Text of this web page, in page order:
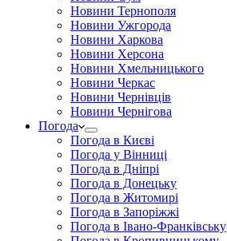
Новини Тернополя
Новини Ужгорода
Новини Харкова
Новини Херсона
Новини Хмельницького
Новини Черкас
Новини Чернівців
Новини Чернігова
Погода
Погода в Києві
Погода у Вінниці
Погода в Дніпрі
Погода в Донецьку
Погода в Житомирі
Погода в Запоріжжі
Погода в Івано-Франківську